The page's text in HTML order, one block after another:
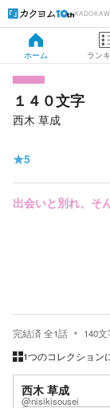
ホーム ラン
１４０文字
西木 草成
★5
出会いと別れ、そ
完結済全1話 140文
1つのコレクション
西木 草成
@nisikisousei